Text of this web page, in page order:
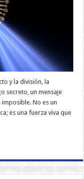
y la división, la
secreto, un mensaje
No es un
es una fuerza viva que